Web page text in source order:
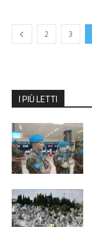
2 3
I PIÙ LETTI